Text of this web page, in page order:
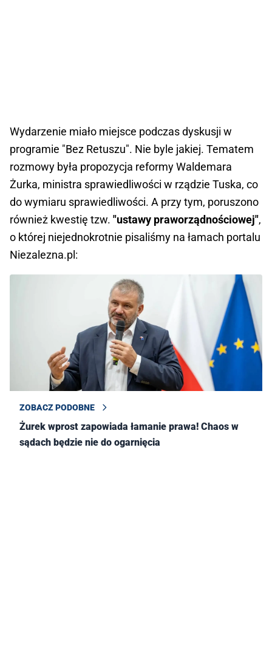
Wydarzenie miało miejsce podczas dyskusji w
programie "Bez Retuszu". Nie byle jakiej. Tematem
rozmowy była propozycja reformy Waldemara
Żurka, ministra sprawiedliwości w rządzie Tuska, co
do wymiaru sprawiedliwości. A przy tym, poruszono
również kwestię tzw. "ustawy praworządnościowej",
o której niejednokrotnie pisaliśmy na łamach portalu
Niezalezna.pl:
ZOBACZ PODOBNE
Żurek wprost zapowiada łamanie prawa! Chaos w
sądach będzie nie do ogarnięcia